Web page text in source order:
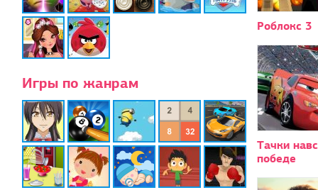
Игры по жанрам
Роблокс 3
Тачки
победе